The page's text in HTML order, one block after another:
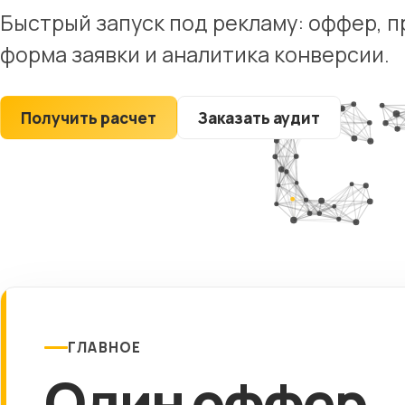
компании
Строительные
Рестораны
Туристические
сайты
Быстрый запуск под рекламу: оффер,
форма заявки и аналитика конверсии.
Получить расчет Заказать аудит
ГЛАВНОЕ